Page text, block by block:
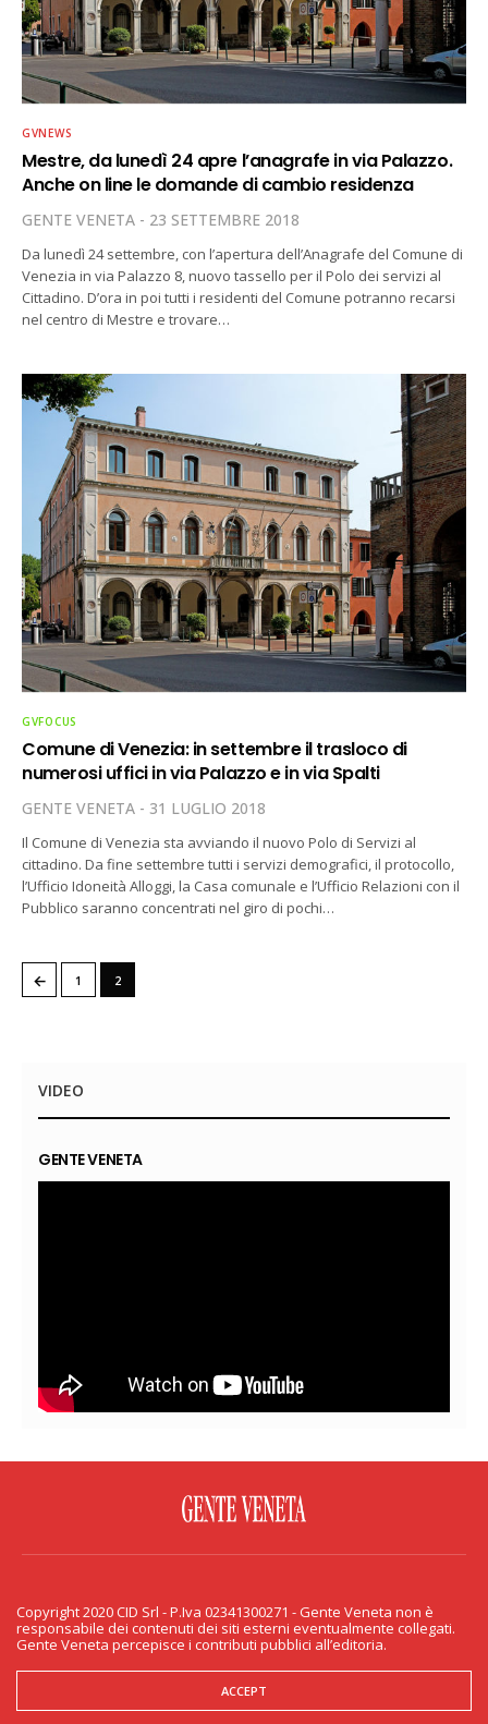
GVNEWS
Mestre, da lunedì 24 apre l’anagrafe in via Palazzo.
Anche on line le domande di cambio residenza
GENTE VENETA 23 SETTEMBRE 2018
Da lunedì 24 settembre, con l’apertura dell’Anagrafe del Comune di
Venezia in via Palazzo 8, nuovo tassello per il Polo dei servizi al
Cittadino. D’ora in poi tutti i residenti del Comune potranno recarsi
nel centro di Mestre e trovare…
GVFOCUS
Comune di Venezia: in settembre il trasloco di
numerosi uffici in via Palazzo e in via Spalti
GENTE VENETA 31 LUGLIO 2018
Il Comune di Venezia sta avviando il nuovo Polo di Servizi al
cittadino. Da fine settembre tutti i servizi demografici, il protocollo,
l’Ufficio Idoneità Alloggi, la Casa comunale e l’Ufficio Relazioni con il
Pubblico saranno concentrati nel giro di pochi…
← 1 2
VIDEO
GENTE VENETA
PRIVACY & COOKIE
Copyright 2020 CID Srl - P.Iva 02341300271 - Gente Veneta non è responsabile
dei contenuti dei siti esterni eventualmente collegati. Gente Veneta percepisce
i contributi pubblici all’editoria.
Copyright 2020 CID Srl - P.Iva 02341300271 - Gente Veneta non è
responsabile dei contenuti dei siti esterni eventualmente collegati.
Gente Veneta percepisce i contributi pubblici all’editoria.
ACCEPT